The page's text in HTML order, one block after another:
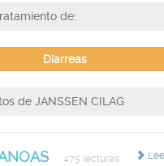
de:
Diarreas
de JANSSEN CILAG
475 lecturas